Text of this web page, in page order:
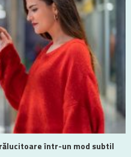
într-un mod subtil